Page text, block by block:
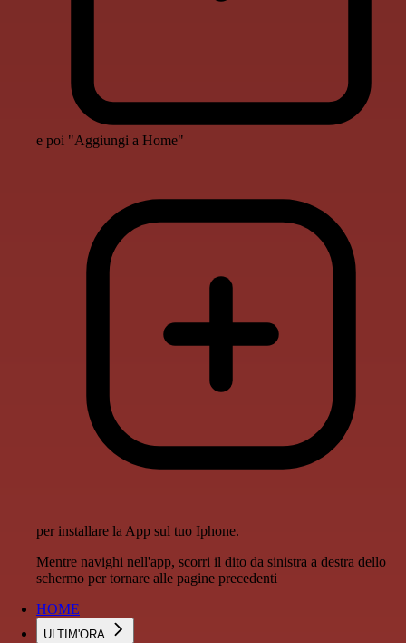
e poi "Aggiungi a Home"
per installare la App sul tuo Iphone.
Mentre navighi nell'app, scorri il dito da sinistra a destra dello
schermo per tornare alle pagine precedenti
HOME
ULTIM'ORA